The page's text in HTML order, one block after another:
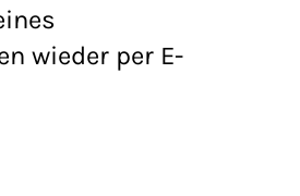
wieder per E-